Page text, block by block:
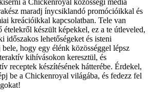
maradj ínycsiklandó promócióikkal és
kreációikkal kapcsolatban. Tele van
ételekről készült képekkel, ez a te útleveled,
időszakos lehetőségeket és isteni
hogy egy élénk közösséggel lépsz
kihívásokon keresztül, és
receptek készítésének hátterébe. Érdekel,
be a Chickenroyal világába, és fedezz fel